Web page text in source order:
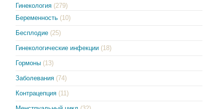
Гинекология (279)
Беременность (10)
Бесплодие (25)
Гинекологические инфекции (18)
Гормоны (13)
Заболевания (74)
Контрацепция (11)